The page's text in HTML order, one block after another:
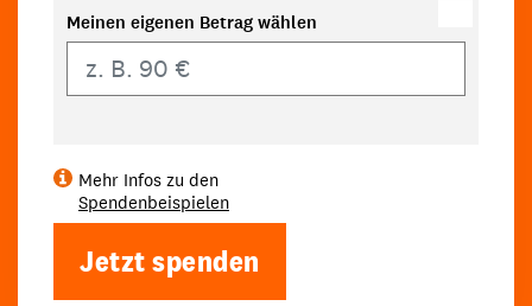
Meinen eigenen Betrag wählen
Mehr Infos zu den
Spendenbeispielen
Jetzt spenden